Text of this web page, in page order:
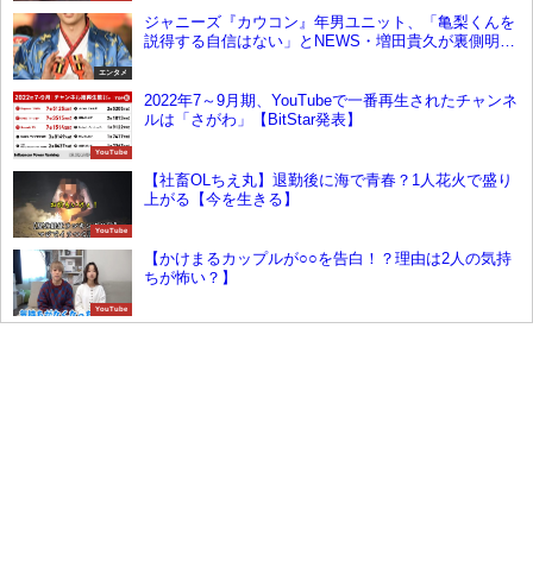
エンタメ
ジャニーズ『カウコン』年男ユニット、「亀梨くんを
説得する自信はない」とNEWS・増田貴久が裏側明か
YouTube
2022年7～9月期、YouTubeで一番再生されたチャンネ
ルは「さがわ」【BitStar発表】
YouTube
【社畜OLちえ丸】退勤後に海で青春？1人花火で盛り
上がる【今を生きる】
YouTube
【かけまるカップルが○○を告白！？理由は2人の気持
ちが怖い？】